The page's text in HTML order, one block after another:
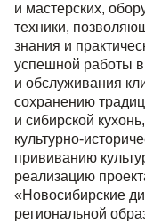
и мастерских,
техники,
знания и
успешной работы
и обслуживания
сохранению
и сибирской
культурно-
прививанию
реализацию
«Новосибирские
региональной